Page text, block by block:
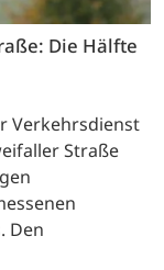
Die Hälfte
Verkehrsdienst
Straße
Den